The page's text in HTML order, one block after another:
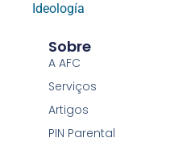
Ideología
Sobre
A AFC
Serviços
Artigos
PIN Parental